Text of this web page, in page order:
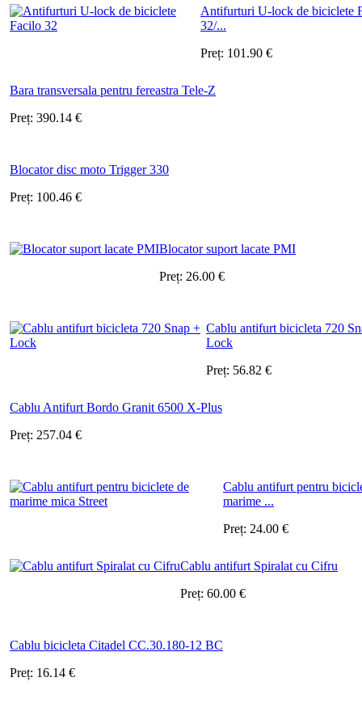
Antifurturi U-lock de biciclete
32/...
Preț: 101.90 €
Bara transversala pentru fereastra Tele-Z
Preț: 390.14 €
Blocator disc moto Trigger 330
Preț: 100.46 €
Blocator suport lacate PMI
Preț: 26.00 €
Cablu antifurt bicicleta 720
Lock
Preț: 56.82 €
Cablu Antifurt Bordo Granit 6500 X-Plus
Preț: 257.04 €
Cablu antifurt pentru
marime ...
Preț: 24.00 €
Cablu antifurt Spiralat cu Cifru
Preț: 60.00 €
Cablu bicicleta Citadel CC.30.180-12 BC
Preț: 16.14 €